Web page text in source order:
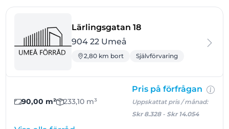
Lärlingsgatan 18- Umeå
904 22 Umeå
2,80 km bort Självförvaring
90,00 m² 233,10 m³
Pris på förfrågan
Uppskattat pris / månad:
Skr 8.328- Skr 14.054